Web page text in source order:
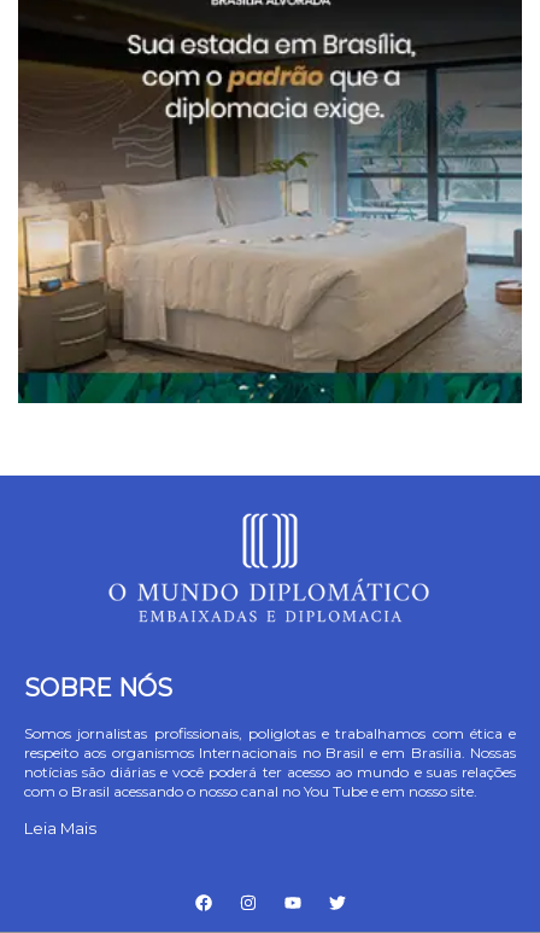
SOBRE NÓS
Somos jornalistas profissionais, poliglotas e trabalhamos com ética e
respeito aos organismos Internacionais no Brasil e em Brasília. Nossas
notícias são diárias e você poderá ter acesso ao mundo e suas relações
com o Brasil acessando o nosso canal no You Tube e em nosso site.
Leia Mais